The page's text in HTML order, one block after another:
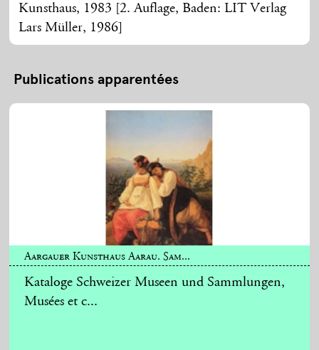
Kunsthaus, 1983 [2. Auflage, Baden: LIT Verlag
Lars Müller, 1986]
Publications apparentées
Aargauer Kunsthaus Aarau. Sam...
Kataloge Schweizer Museen und Sammlungen,
Musées et c...